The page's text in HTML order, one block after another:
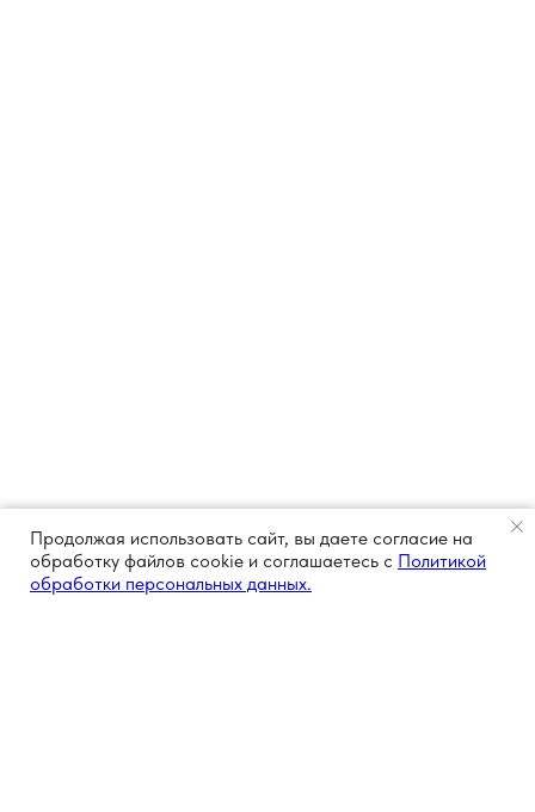
Продолжая использовать сайт, вы даете согласие на
обработку файлов cookie и соглашаетесь с Политикой
обработки персональных данных.